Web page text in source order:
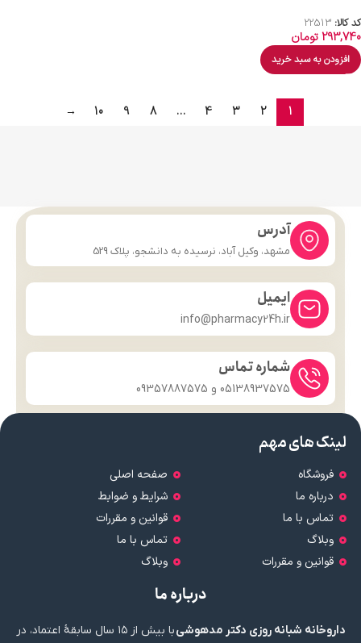
کد کالا: 22513
293,740تومان
افزودن به سبد خرید
1
2
3
4
…
8
9
10
→
آدرس
مشهد، وکیل آباد، نرسیده به دانشجو، پلاک 529
ایمیل
info@pharmacy24h.ir
شماره تماس
05138937575 و 09357887575
لینک های مهم
فروشگاه
درباره ما
تماس با ما
وبلاگ
قوانین و مقررات
صفحه اصلی
شرایط و ضوابط
قوانین و مقررات
تماس با ما
وبلاگ
درباره ما
داروخانه شبانه روزی دکتر مدهوشی
با بیش از ۱۵ سال سابقهٔ اعتماد، در